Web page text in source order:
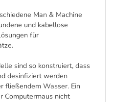
Man & Machine
und kabellose
für
sind so konstruiert, dass
desinfiziert werden
fließendem Wasser. Ein
Computermaus nicht